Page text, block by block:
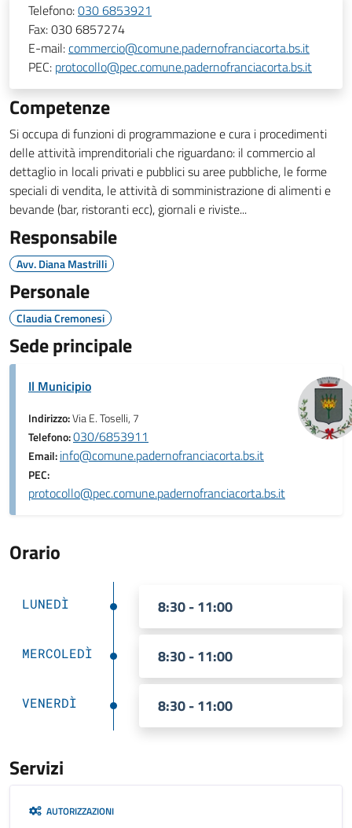
Telefono:030 6853921
Fax:030 6857274
E-mail:commercio@comune.padernofranciacorta.bs.it
PEC: protocollo@pec.comune.padernofranciacorta.bs.it
Competenze
Si occupa di funzioni di programmazione e cura i procedimenti
delle attività imprenditoriali che riguardano: il commercio al
dettaglio in locali privati e pubblici su aree pubbliche, le forme
speciali di vendita, le attività di somministrazione di alimenti e
bevande (bar, ristoranti ecc), giornali e riviste...
Responsabile
Avv. Diana Mastrilli
Personale
Claudia Cremonesi
Sede principale
Il Municipio
Indirizzo:Via E. Toselli, 7
Telefono:030/6853911
Email:info@comune.padernofranciacorta.bs.it
PEC:
protocollo@pec.comune.padernofranciacorta.bs.it
Orario
LUNEDÌ 8:30 - 11:00
MERCOLEDÌ 8:30 - 11:00
VENERDÌ 8:30 - 11:00
Servizi
AUTORIZZAZIONI